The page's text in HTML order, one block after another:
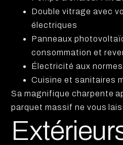
Double vitrage avec
électriques
Panneaux
consommation et
Électricité aux normes
Cuisine et sanitaires
Sa magnifique charpente
parquet massif ne vous